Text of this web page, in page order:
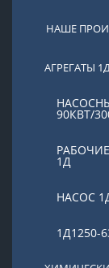
НАШЕ
АГРЕГАТЫ
90КВТ/
1Д
НАСОС
1Д1250-